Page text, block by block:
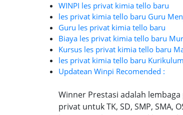
WINPI les privat kimia tello baru
les privat kimia tello baru Guru
Guru les privat kimia tello baru
Biaya les privat kimia tello baru
Kursus les privat kimia tello baru
les privat kimia tello baru
Updatean Winpi Recomended :
Winner Prestasi adalah
privat untuk TK, SD, SMP, SMA,